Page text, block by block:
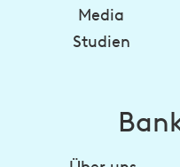
Media
Studien